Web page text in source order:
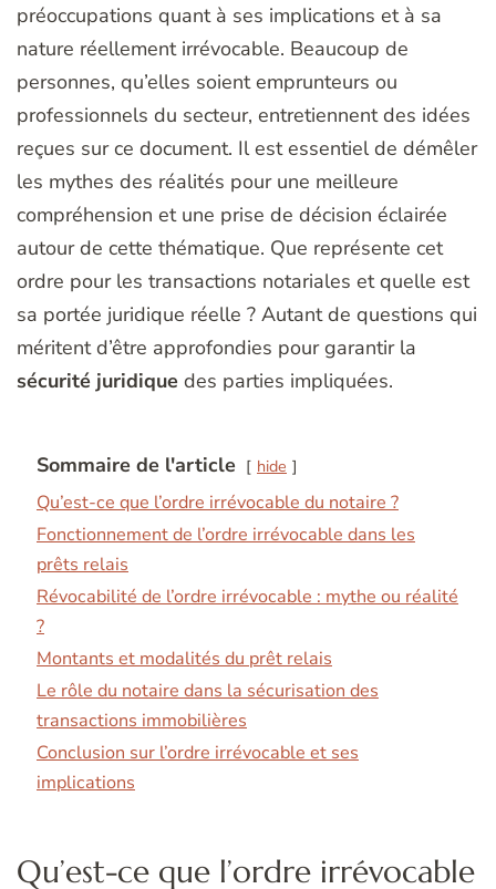
préoccupations quant à ses implications et à sa
nature réellement irrévocable. Beaucoup de
personnes, qu’elles soient emprunteurs ou
professionnels du secteur, entretiennent des idées
reçues sur ce document. Il est essentiel de démêler
les mythes des réalités pour une meilleure
compréhension et une prise de décision éclairée
autour de cette thématique. Que représente cet
ordre pour les transactions notariales et quelle est
sa portée juridique réelle ? Autant de questions qui
méritent d’être approfondies pour garantir la
sécurité juridique des parties impliquées.
Sommaire de l'article hide
Qu’est-ce que l’ordre irrévocable du notaire ?
Fonctionnement de l’ordre irrévocable dans les
prêts relais
Révocabilité de l’ordre irrévocable : mythe ou réalité
?
Montants et modalités du prêt relais
Le rôle du notaire dans la sécurisation des
transactions immobilières
Conclusion sur l’ordre irrévocable et ses
implications
Qu’est-ce que l’ordre irrévocable